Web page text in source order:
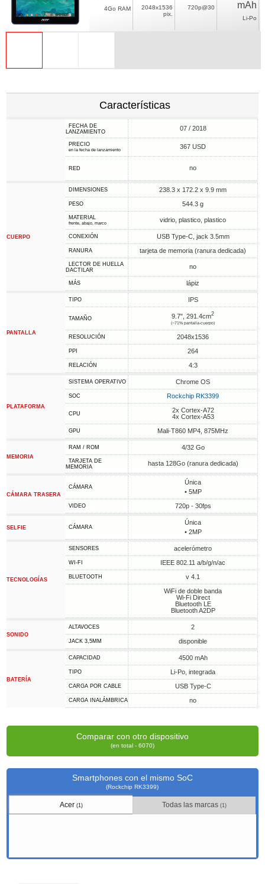
4Go RAM
2048x1536
pix.
720p@30
mAh
Li-Po
Características
FECHA DE
LANZAMIENTO
07 / 2018
PRECIO
en la fecha de lanzamiento 367 USD
RED no
CUERPO
DIMENSIONES 238.3 x 172.2 x 9.9 mm
PESO 544.3 g
MATERIAL
frente, abajo, marco vidrio, plastico, plastico
CONEXIÓN USB Type-C, jack 3.5mm
RANURA tarjeta de memoria (ranura dedicada)
LECTOR DE HUELLA
DACTILAR
no
MÁS lápiz
PANTALLA
TIPO IPS
TAMAÑO 9.7", 291.4cm2
(~71% pantalla-cuerpo)
RESOLUCIÓN 2048x1536
PPI 264
RELACIÓN 4:3
PLATAFORMA
SISTEMA OPERATIVO Chrome OS
SOC Rockchip RK3399
CPU
2x Cortex-A72
4x Cortex-A53
GPU Mali-T860 MP4, 875MHz
MEMORIA
RAM / ROM 4/32 Go
TARJETA DE
MEMORIA
hasta 128Go (ranura dedicada)
CÁMARA TRASERA
CÁMARA
Única
• 5MP
VIDEO 720p - 30fps
SELFIE CÁMARA
Única
• 2MP
TECNOLOGÍAS
SENSORES acelerómetro
WI-FI IEEE 802.11 a/b/g/n/ac
BLUETOOTH
v 4.1
WiFi de doble banda
Wi-Fi Direct
Bluetooth LE
Bluetooth A2DP
SONIDO
ALTAVOCES 2
JACK 3,5MM disponible
BATERÍA
CAPACIDAD 4500 mAh
TIPO Li-Po, integrada
CARGA POR CABLE USB Type-C
CARGA INALÁMBRICA no
Comparar con otro dispositivo
(en total - 6070)
Smartphones con el mismo SoC
(Rockchip RK3399)
Acer (1) Todas las marcas(1)